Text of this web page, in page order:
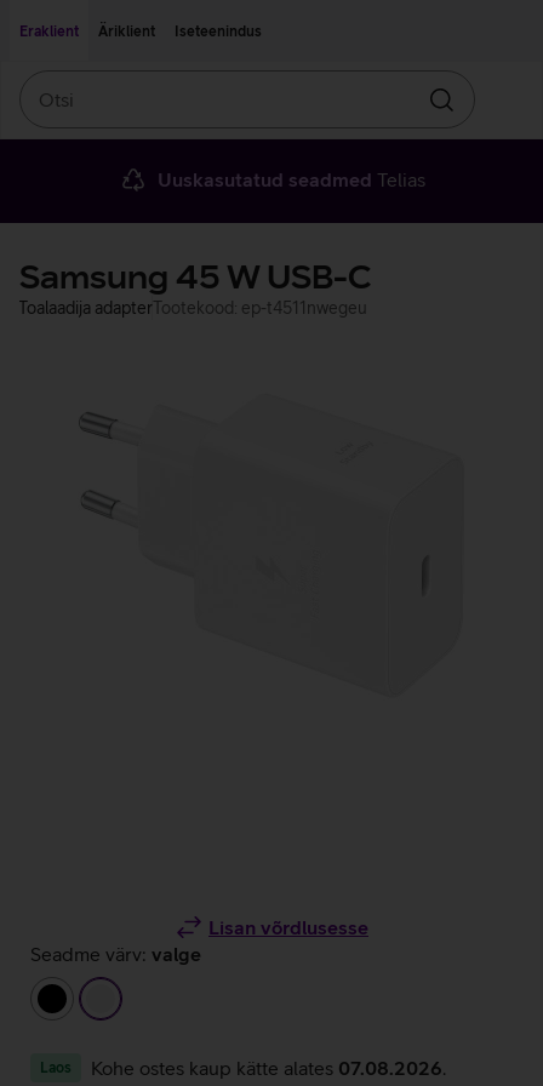
Eraklient
Äriklient Iseteenindus
Otsin
Uuskasutatud seadmed Telias
Samsung 45 W USB-C
Toalaadija adapterTootekood: ep-t4511nwegeu
Lisan võrdlusesse
Seadme värv: valge
must
valge
Laos Kohe ostes kaup kätte alates 07.08.2026